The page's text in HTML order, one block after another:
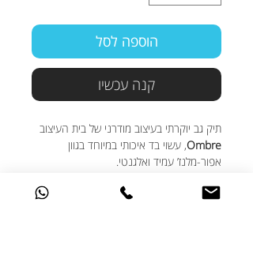
הוספה לסל
קנה עכשיו
תיק גב יוקרתי בעיצוב מודרני של בית העיצוב
Ombre, עשוי בד איכותי במיוחד בגוון
אפור-מלנז’ עמיד ואלגנטי.
פנימי מרופד למחשב נייד בגודל 15.6 אינץ’,